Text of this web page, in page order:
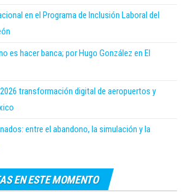
en el Programa de Inclusión Laboral del
es hacer banca; por Hugo González en El
transformación digital de aeropuertos y
entre el abandono, la simulación y la
EN ESTE MOMENTO